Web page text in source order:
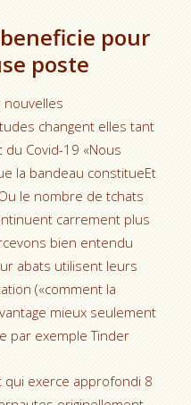
pour
poste
changent elles tant
du Covid-19 «Nous
la bandeau constitueEt
le nombre de tchats
carrement plus
bien entendu
abats utilisent leurs
(«comment la
mieux seulement
par exemple Tinder
qui exerce approfondi 8